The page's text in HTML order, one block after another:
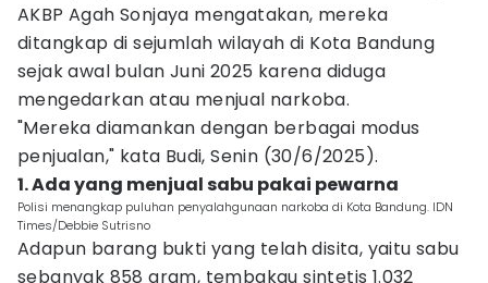
AKBP Agah Sonjaya mengatakan, mereka
ditangkap di sejumlah wilayah di Kota Bandung
sejak awal bulan Juni 2025 karena diduga
mengedarkan atau menjual narkoba.
"Mereka diamankan dengan berbagai modus
penjualan," kata Budi, Senin (30/6/2025).
1. Ada yang menjual sabu pakai pewarna
Polisi menangkap puluhan penyalahgunaan narkoba di Kota Bandung. IDN
Times/Debbie Sutrisno
Adapun barang bukti yang telah disita, yaitu sabu
sebanyak 858 gram, tembakau sintetis 1.032